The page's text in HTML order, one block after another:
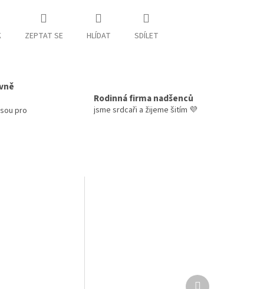
ZEPTAT SE HLÍDAT SDÍLET
pro
Rodinná firma nadšenců
jsme srdcaři a žijeme šitím 💜
Další